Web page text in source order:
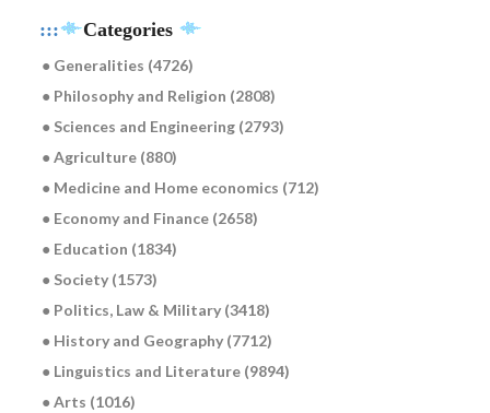
::: Categories
● Generalities (4726)
● Philosophy and Religion (2808)
● Sciences and Engineering (2793)
● Agriculture (880)
● Medicine and Home economics (712)
● Economy and Finance (2658)
● Education (1834)
● Society (1573)
● Politics, Law & Military (3418)
● History and Geography (7712)
● Linguistics and Literature (9894)
● Arts (1016)